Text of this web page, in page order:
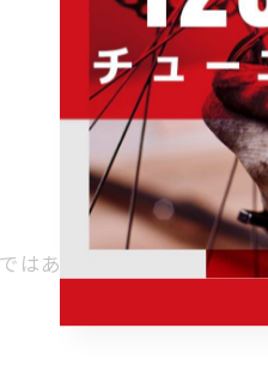
はありません。